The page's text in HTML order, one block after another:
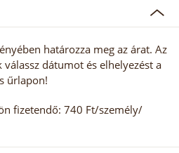
határozza meg az árat. Az
dátumot és elhelyezést a
űrlapon!
fizetendő: 740 Ft/személy/